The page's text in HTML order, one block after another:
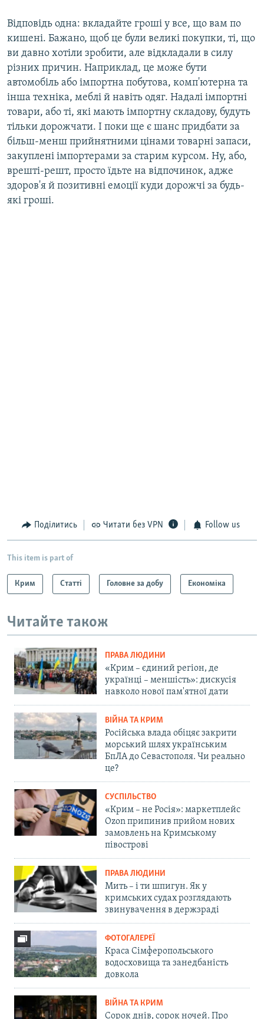
Відповідь одна: вкладайте гроші у все, що вам по
кишені. Бажано, щоб це були великі покупки, ті, що
ви давно хотіли зробити, але відкладали в силу
різних причин. Наприклад, це може бути
автомобіль або імпортна побутова, комп'ютерна та
інша техніка, меблі й навіть одяг. Надалі імпортні
товари, або ті, які мають імпортну складову, будуть
тільки дорожчати. І поки ще є шанс придбати за
більш-менш прийнятними цінами товарні запаси,
закуплені імпортерами за старим курсом. Ну, або,
врешті-решт, просто їдьте на відпочинок, адже
здоров'я й позитивні емоції куди дорожчі за будь-
які гроші.
Поділитись Читати без VPN Follow us
This item is part of
Крим Статті Головне за добу Економіка
Читайте також
ПРАВА ЛЮДИНИ
«Крим – єдиний регіон, де
українці – меншість»: дискусія
навколо нової пам'ятної дати
ВІЙНА ТА КРИМ
Російська влада обіцяє закрити
морський шлях українським
БпЛА до Севастополя. Чи реально
це?
СУСПІЛЬСТВО
«Крим – не Росія»: маркетплейс
Ozon припинив прийом нових
замовлень на Кримському
півострові
ПРАВА ЛЮДИНИ
Мить – і ти шпигун. Як у
кримських судах розглядають
звинувачення в держзраді
ФОТОГАЛЕРЕЇ
Краса Сімферопольського
водосховища та занедбаність
довкола
ВІЙНА ТА КРИМ
Сорок днів, сорок ночей. Про